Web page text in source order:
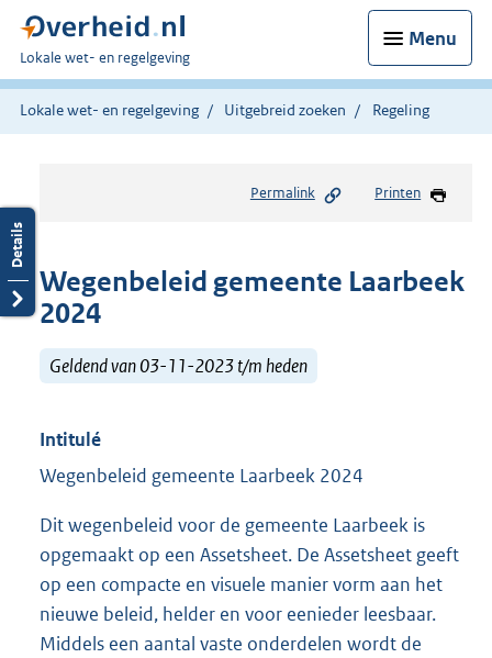
Menu
U
bent
hier:
Lokale wet- en regelgeving
Lokale wet- en regelgeving Uitgebreid zoeken Regeling
Permalink Printen
Wegenbeleid gemeente Laarbeek
2024
Geldend van 03-11-2023 t/m heden
Intitulé
Wegenbeleid gemeente Laarbeek 2024
Dit wegenbeleid voor de gemeente Laarbeek is
opgemaakt op een Assetsheet. De Assetsheet geeft
op een compacte en visuele manier vorm aan het
nieuwe beleid, helder en voor eenieder leesbaar.
Middels een aantal vaste onderdelen wordt de